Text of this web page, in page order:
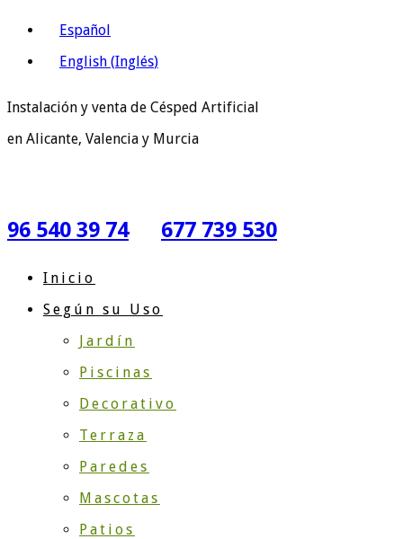
Español
English (Inglés)
Instalación y venta de Césped Artificial
en Alicante, Valencia y Murcia
96 540 39 74 677 739 530
Inicio
Según su Uso
Jardín
Piscinas
Decorativo
Terraza
Paredes
Mascotas
Patios